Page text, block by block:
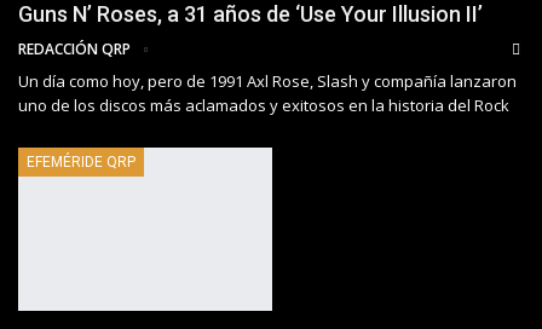
Guns N’ Roses, a 31 años de ‘Use Your Illusion II’
REDACCIÓN QRP
Un día como hoy, pero de 1991 Axl Rose, Slash y compañía lanzaron
uno de los discos más aclamados y exitosos en la historia del Rock
EFEMÉRIDE QRP